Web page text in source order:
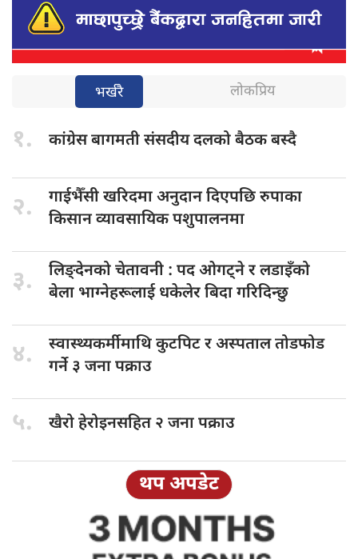
भर्खरै लोकप्रिय
१. कांग्रेस बागमतीसंसदीय दलको बैठक बस्दै
२. गाईभैँसी खरिदमाअनुदान दिएपछि रुपाका
किसान व्यावसायिक पशुपालनमा
३. लिङ्देनको चेतावनी : पद ओगट्ने र लडाइँको
बेला भाग्नेहरूलाई धकेलेर बिदा गरिदिन्छु
४. स्वास्थ्यकर्मीमाथि कुटपिटर अस्पताल तोडफोड
गर्ने ३ जना पक्राउ
५. खैरो हेरोइनसहित२ जना पक्राउ
थप अपडेट